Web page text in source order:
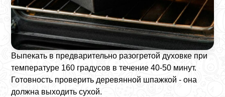
Выпекать в предварительно разогретой духовке при
температуре 160 градусов в течение 40-50 минут.
Готовность проверить деревянной шпажкой - она
должна выходить сухой.